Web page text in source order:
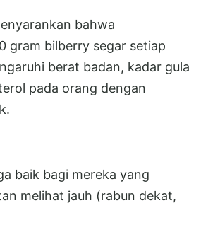
bahwa
gram bilberry segar setiap
berat badan, kadar gula
pada orang dengan
baik bagi mereka yang
melihat jauh (rabun dekat,